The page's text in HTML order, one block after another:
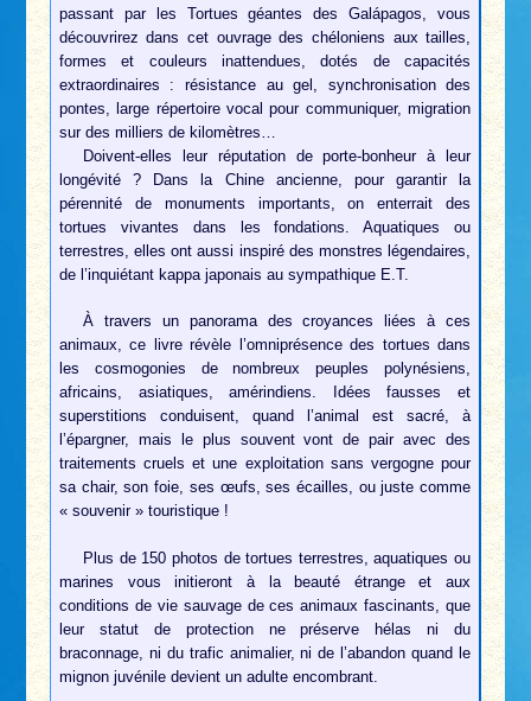
passant par les Tortues géantes des Galápagos, vous
découvrirez dans cet ouvrage des chéloniens aux tailles,
formes et couleurs inattendues, dotés de capacités
extraordinaires : résistance au gel, synchronisation des
pontes, large répertoire vocal pour communiquer, migration
sur des milliers de kilomètres…
Doivent-elles leur réputation de porte-bonheur à leur
longévité ? Dans la Chine ancienne, pour garantir la
pérennité de monuments importants, on enterrait des
tortues vivantes dans les fondations. Aquatiques ou
terrestres, elles ont aussi inspiré des monstres légendaires,
de l’inquiétant kappa japonais au sympathique E.T.
À travers un panorama des croyances liées à ces
animaux, ce livre révèle l’omniprésence des tortues dans
les cosmogonies de nombreux peuples polynésiens,
africains, asiatiques, amérindiens. Idées fausses et
superstitions conduisent, quand l’animal est sacré, à
l’épargner, mais le plus souvent vont de pair avec des
traitements cruels et une exploitation sans vergogne pour
sa chair, son foie, ses œufs, ses écailles, ou juste comme
« souvenir » touristique !
Plus de 150 photos de tortues terrestres, aquatiques ou
marines vous initieront à la beauté étrange et aux
conditions de vie sauvage de ces animaux fascinants, que
leur statut de protection ne préserve hélas ni du
braconnage, ni du trafic animalier, ni de l’abandon quand le
mignon juvénile devient un adulte encombrant.